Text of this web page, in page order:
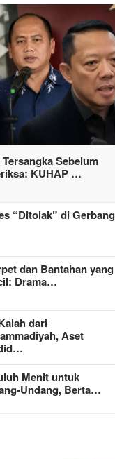
Sebelum
KUHAP …
“Ditolak” di Gerbang
dan Bantahan yang
Drama…
dari
Aset
Menit untuk
Undang, Berta…